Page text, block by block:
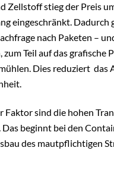
Zellstoff stieg der Preis
eingeschränkt.
nach Paketen –
zum Teil auf das
Dies reduziert das
Faktor sind die hohen
Das beginnt bei den
des mautpflichtigen